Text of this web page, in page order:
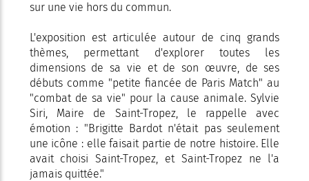
sur une vie hors du commun.
L'exposition est articulée autour de cinq grands
thèmes, permettant d'explorer toutes les
dimensions de sa vie et de son œuvre, de ses
débuts comme "petite fiancée de Paris Match" au
"combat de sa vie" pour la cause animale. Sylvie
Siri, Maire de Saint-Tropez, le rappelle avec
émotion : "Brigitte Bardot n'était pas seulement
une icône : elle faisait partie de notre histoire. Elle
avait choisi Saint-Tropez, et Saint-Tropez ne l'a
jamais quittée."